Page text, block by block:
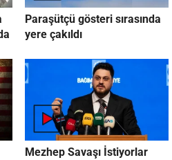
Paraşütçü gösteri sırasında
yere çakıldı
Mezhep Savaşı İstiyorlar